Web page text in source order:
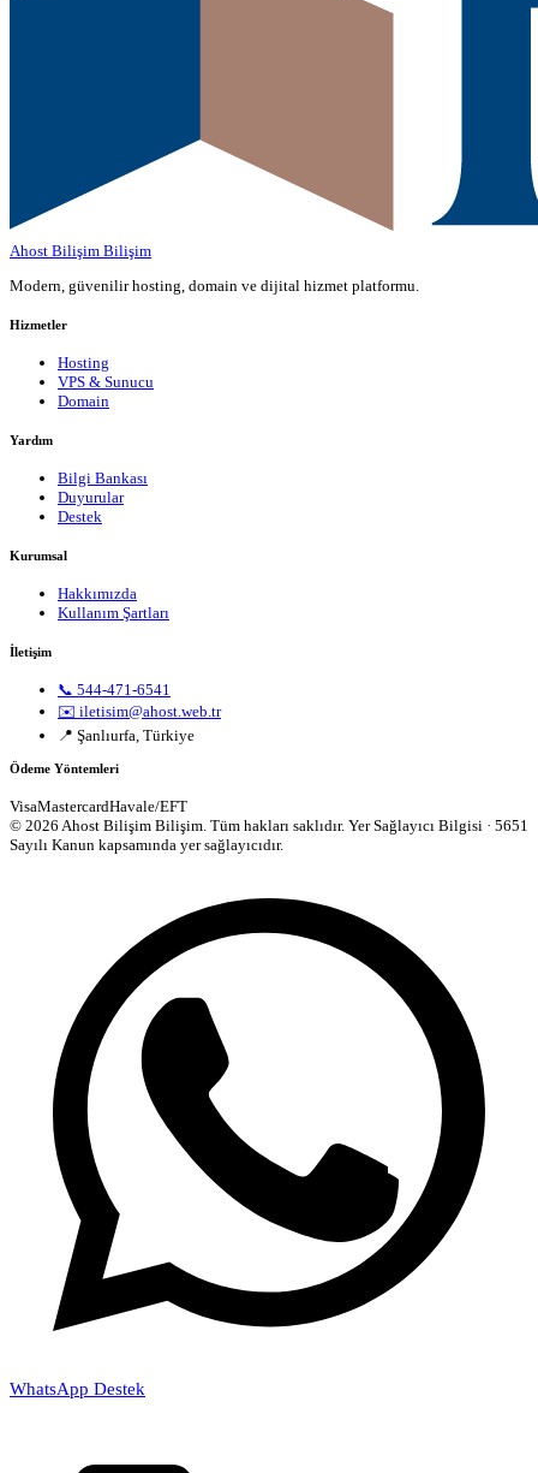
Ahost Bilişim Bilişim
Modern, güvenilir hosting, domain ve dijital hizmet platformu.
Hizmetler
Hosting
VPS & Sunucu
Domain
Yardım
Bilgi Bankası
Duyurular
Destek
Kurumsal
Hakkımızda
Kullanım Şartları
İletişim
📞 544-471-6541
✉️ iletisim@ahost.web.tr
📍 Şanlıurfa, Türkiye
Ödeme Yöntemleri
VisaMastercardHavale/EFT
© 2026 Ahost Bilişim Bilişim. Tüm hakları saklıdır. Yer Sağlayıcı Bilgisi · 5651
Sayılı Kanun kapsamında yer sağlayıcıdır.
WhatsApp Destek